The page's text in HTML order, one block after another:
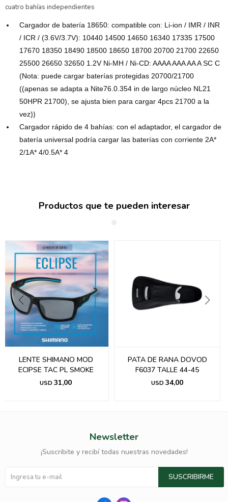
cuatro bahías independientes
Cargador de batería 18650: compatible con: Li-ion / IMR / INR
/ ICR / (3.6V/3.7V): 10440 14500 14650 16340 17335 17500
17670 18350 18490 18500 18650 18700 20700 21700 22650
25500 26650 32650 1.2V Ni-MH / Ni-CD: AAAA AAA AA A SC C
(Nota: puede cargar baterías protegidas 20700/21700
((apenas se adapta a Nite76.0.354 in de largo núcleo NL21
50HPR 21700), se ajusta bien para cargar 4pcs 21700 a la
vez))
Cargador rápido de 4 bahías: con el adaptador, el cargador de
batería universal podría cargar las baterías con corriente 2A*
2/1A* 4/0.5A* 4
Productos que te pueden interesar
LENTE SHIMANO MOD
ECIPSE TAC PL SMOKE
USD 31,00
PATA DE RANA DOVOD
F6037 TALLE 44-45
USD 34,00
Newsletter
¡Suscribite y recibí todas nuestras novedades!
SUSCRIBIRME